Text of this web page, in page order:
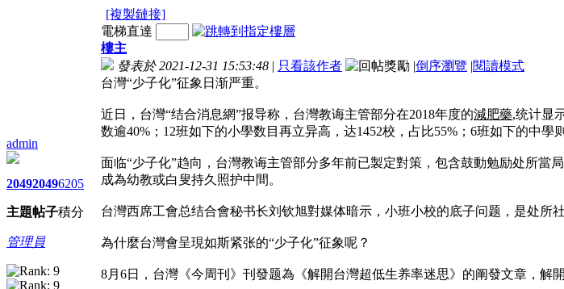
[複製鏈接]
admin
2049
主題
2049
帖子
6205
積分
管理員
電梯直達
樓主
發表於 2021-12-31 15:53:48 | 只看該作者 |倒序瀏覽 |閱讀模式
台灣“少子化”征象日渐严重。
近日，台灣“结合消息網”报导称，台灣教诲主管部分在2018年度的減肥藥,统计显
数逾40%；12班如下的小學数目再立异高，达1452校，占比55%；6班如下的中學
面临“少子化”趋向，台灣教诲主管部分多年前已製定對策，包含鼓動勉励处所
成為幼教或白叟持久照护中間。
台灣西席工會总结合會秘书长刘钦旭對媒体暗示，小班小校的底子问题，是处所
為什麼台灣會呈現如斯紧张的“少子化”征象呢？
8月6日，台灣《今周刊》刊發题為《解開台灣超低生养率迷思》的阐發文章，解